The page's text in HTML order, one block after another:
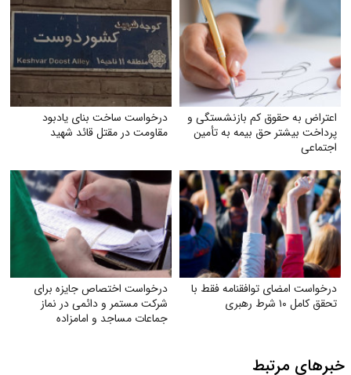
اعتراض به حقوق کم بازنشستگی و
پرداخت بیشتر حق بیمه به تأمین
اجتماعی
درخواست ساخت بنای یادبود
مقاومت در مقتل قائد شهید
درخواست امضای توافقنامه فقط با
تحقق کامل ۱۰ شرط رهبری
درخواست اختصاص جایزه برای
شرکت مستمر و دائمی در نماز
جماعات مساجد و امامزاده
خبرهای مرتبط